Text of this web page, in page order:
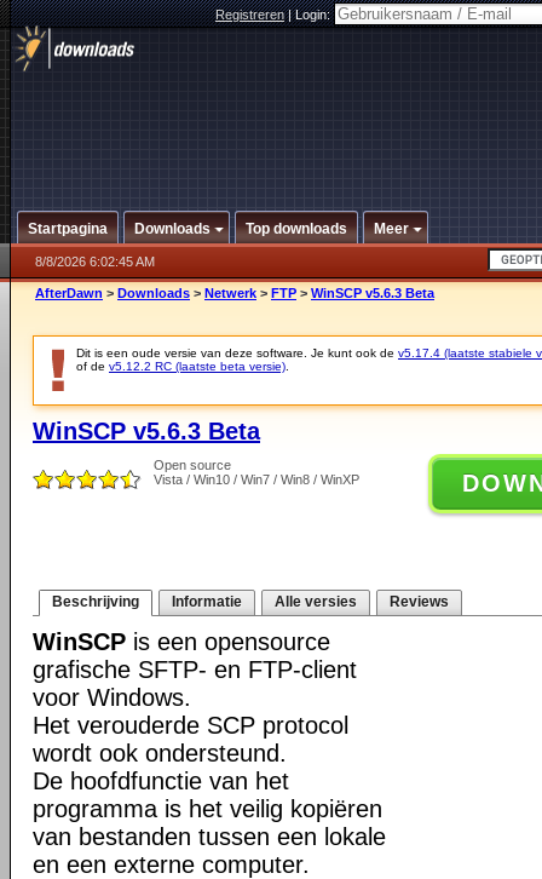
Registreren|Login:
Startpagina Downloads Top downloads Meer
8/8/2026 6:02:45 AM
AfterDawn > Downloads > Netwerk > FTP > WinSCP v5.6.3 Beta
Dit is een oude versie van deze software. Je kunt ook de v5.17.4 (laatste stabiele
of de v5.12.2 RC (laatste beta versie)
WinSCP v5.6.3 Beta
Open source
Vista / Win10 / Win7 / Win8 / WinXP
Beschrijving Informatie Alle versies Reviews
WinSCP is een opensource
grafische SFTP- en FTP-client
voor Windows.
Het verouderde SCP protocol
wordt ook ondersteund.
De hoofdfunctie van het
programma is het veilig kopiëren
van bestanden tussen een lokale
en een externe computer.